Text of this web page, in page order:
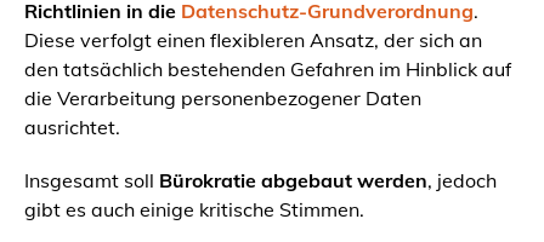
Richtlinien in die Datenschutz-Grundverordnung.
Diese verfolgt einen flexibleren Ansatz, der sich an
den tatsächlich bestehenden Gefahren im Hinblick auf
die Verarbeitung personenbezogener Daten
ausrichtet.
Insgesamt soll Bürokratie abgebaut werden, jedoch
gibt es auch einige kritische Stimmen.